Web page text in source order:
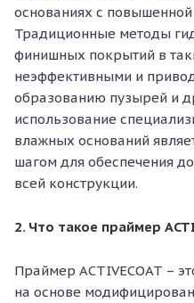
основаниях с
Традиционные методы
финишных покрытий в
неэффективными и
образованию пузырей и
использование
влажных оснований
шагом для обеспечения
всей конструкции.
2. Что такое праймер
Праймер ACTIVECOAT –
на основе